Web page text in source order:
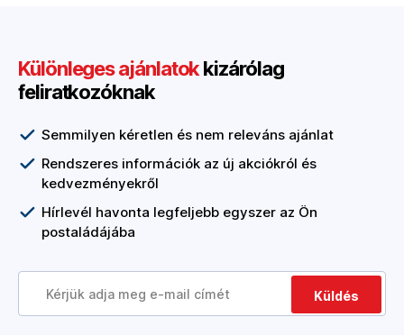
Különleges ajánlatokkizárólag
feliratkozóknak
Semmilyen kéretlen és nem releváns ajánlat
Rendszeres információk az új akciókról és
kedvezményekről
Hírlevél havonta legfeljebb egyszer az Ön
postaládájába
Küldés